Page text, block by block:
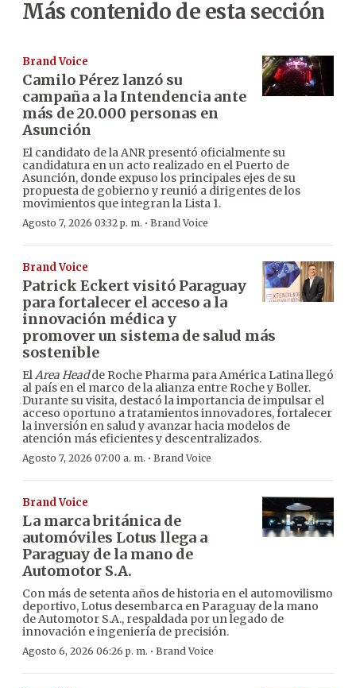
Más contenido de esta sección
Brand Voice
Camilo Pérez lanzó su
campaña a la Intendencia ante
más de 20.000 personas en
Asunción
El candidato de la ANR presentó oficialmente su
candidatura en un acto realizado en el Puerto de
Asunción, donde expuso los principales ejes de su
propuesta de gobierno y reunió a dirigentes de los
movimientos que integran la Lista 1.
Agosto 7, 2026 03:32 p. m. · Brand Voice
Brand Voice
Patrick Eckert visitó Paraguay
para fortalecer el acceso a la
innovación médica y
promover un sistema de salud más
sostenible
ElArea Headde Roche Pharma para América Latina llegó
al país en el marco de la alianza entre Roche y Boller.
Durante su visita, destacó la importancia de impulsar el
acceso oportuno a tratamientos innovadores, fortalecer
la inversión en salud y avanzar hacia modelos de
atención más eficientes y descentralizados.
Agosto 7, 2026 07:00 a. m. · Brand Voice
Brand Voice
La marca británica de
automóviles Lotus llega a
Paraguay de la mano de
Automotor S.A.
Con más de setenta años de historia en el automovilismo
deportivo, Lotus desembarca en Paraguay de la mano
de Automotor S.A., respaldada por un legado de
innovación e ingeniería de precisión.
Agosto 6, 2026 06:26 p. m. · Brand Voice